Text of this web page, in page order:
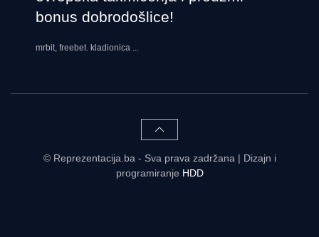
bonus dobrodošlice!
mrbit, freebet. kladionica ...
© Reprezentacija.ba - Sva prava zadržana | Dizajn i
programiranje HDD